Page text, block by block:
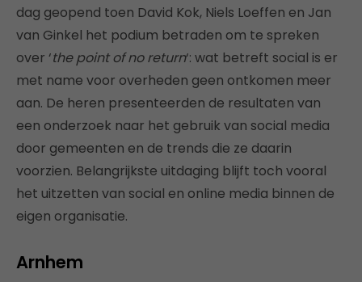
dag geopend toen David Kok, Niels Loeffen en Jan
van Ginkel het podium betraden om te spreken
over ‘the point of no return‘: wat betreft social is er
met name voor overheden geen ontkomen meer
aan. De heren presenteerden de resultaten van
een onderzoek naar het gebruik van social media
door gemeenten en de trends die ze daarin
voorzien. Belangrijkste uitdaging blijft toch vooral
het uitzetten van social en online media binnen de
eigen organisatie.
Arnhem